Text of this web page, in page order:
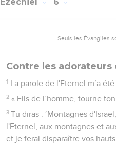
Seuls les Évangiles
Contre les adorateurs
1 La parole de l'Eternel m’a
2 « Fils de l’homme, tourne
3 Tu diras : ‘Montagnes
l'Eternel, aux montagnes et
et je ferai disparaître vos hauts